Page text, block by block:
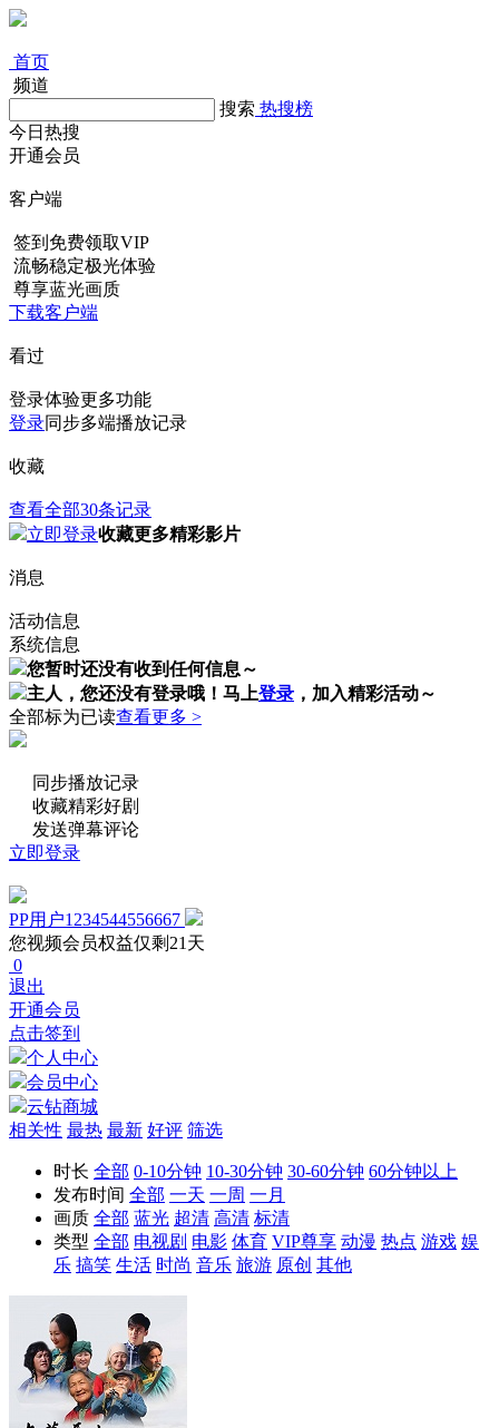
首页
频道
搜索 热搜榜
今日热搜
开通会员
客户端
签到免费领取VIP
流畅稳定极光体验
尊享蓝光画质
下载客户端
看过
登录体验更多功能
登录同步多端播放记录
收藏
查看全部30条记录
立即登录收藏更多精彩影片
消息
活动信息
系统信息
您暂时还没有收到任何信息～
主人，您还没有登录哦！ 马上登录 ，加入精彩活动～
全部标为已读查看更多 >
同步播放记录
收藏精彩好剧
发送弹幕评论
立即登录
PP用户1234544556667
您视频会员权益仅剩21天
0
退出
开通会员
点击签到
个人中心
会员中心
云钻商城
相关性 最热 最新 好评 筛选
时长 全部 0-10分钟 10-30分钟 30-60分钟 60分钟以上
发布时间 全部 一天 一周 一月
画质 全部 蓝光 超清 高清 标清
类型 全部 电视剧 电影 体育 VIP尊享 动漫 热点 游戏 娱
乐 搞笑 生活 时尚 音乐 旅游 原创 其他